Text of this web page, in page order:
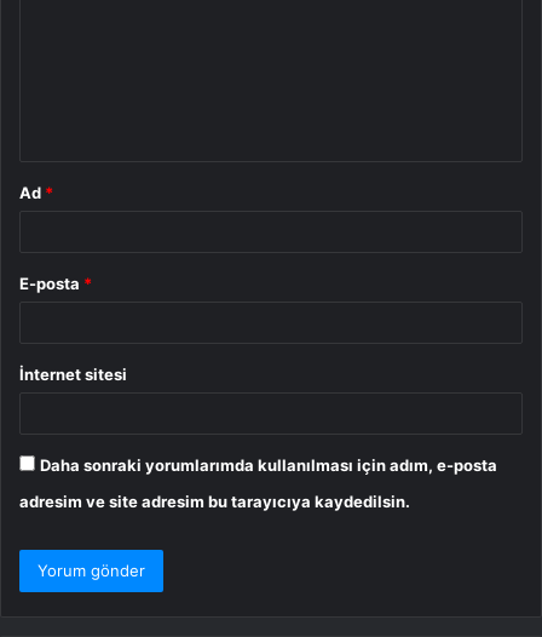
Ad *
E-posta *
İnternet sitesi
Daha sonraki yorumlarımda kullanılması için adım, e-posta
adresim ve site adresim bu tarayıcıya kaydedilsin.